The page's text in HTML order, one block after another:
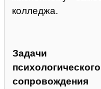
колледжа.
Задачи
психологического
сопровождения